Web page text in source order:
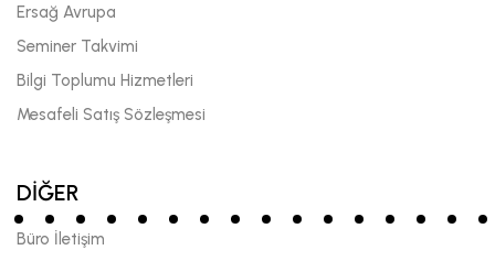
Ersağ Avrupa
Seminer Takvimi
Bilgi Toplumu Hizmetleri
Mesafeli Satış Sözleşmesi
DİĞER
Büro İletişim